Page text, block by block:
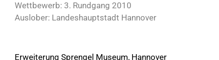
Wettbewerb: 3. Rundgang 2010
Auslober: Landeshauptstadt Hannover
Erweiterung Sprengel Museum, Hannover